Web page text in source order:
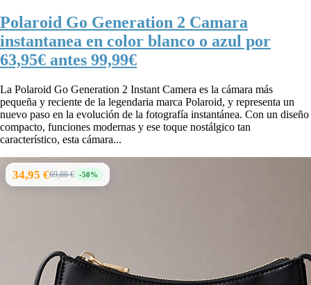
Polaroid Go Generation 2 Camara
instantanea en color blanco o azul por
63,95€ antes 99,99€
La Polaroid Go Generation 2 Instant Camera es la cámara más
pequeña y reciente de la legendaria marca Polaroid, y representa un
nuevo paso en la evolución de la fotografía instantánea. Con un diseño
compacto, funciones modernas y ese toque nostálgico tan
característico, esta cámara...
34,95 €69,88 € -50%